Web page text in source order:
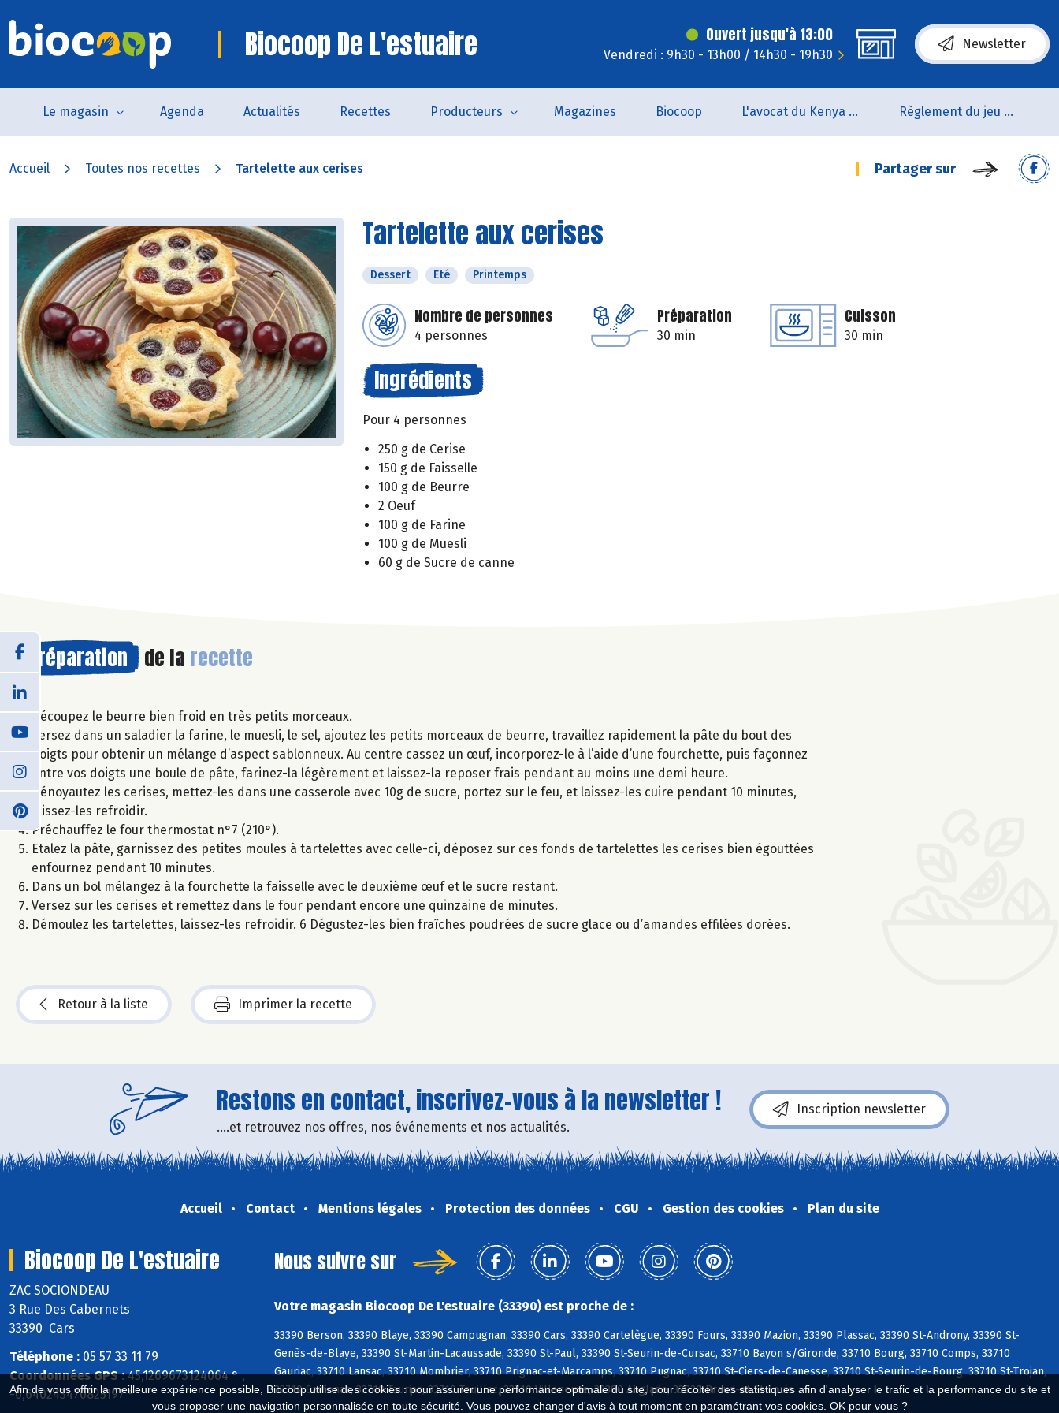
Afin de vous offrir la meilleure expérience possible, Biocoop utilise des cookies : pour assurer une performance optimale du site, pour récolter des statistiques afin d'analyser le trafic et la performance du site et
vous proposer une navigation personnalisée en toute sécurité. Vous pouvez changer d'avis à tout moment en paramétrant vos cookies. OK pour vous ?
Biocoop De L'estuaire Ouvert jusqu'à 13:00
Vendredi : 9h30 - 13h00 / 14h30 - 19h30
Newsletter
Le magasin Agenda Actualités Recettes Producteurs Magazines Biocoop L'avocat du Kenya arrive en rayon !! Règlement du jeu concours Anniversaire BIOCOOP de L’estuaire
Accueil Toutes nos recettes Tartelette aux cerises Partager sur
Tartelette aux cerises
Dessert Eté Printemps
Nombre de personnes
4 personnes
Préparation
30 min
Cuisson
30 min
Ingrédients
Pour 4 personnes
250 g de Cerise
150 g de Faisselle
100 g de Beurre
2 Oeuf
100 g de Farine
100 g de Muesli
60 g de Sucre de canne
Préparation de la recette
Découpez le beurre bien froid en très petits morceaux.
Versez dans un saladier la farine, le muesli, le sel, ajoutez les petits morceaux de beurre, travaillez rapidement la pâte du bout des
doigts pour obtenir un mélange d’aspect sablonneux. Au centre cassez un œuf, incorporez-le à l’aide d’une fourchette, puis façonnez
entre vos doigts une boule de pâte, farinez-la légèrement et laissez-la reposer frais pendant au moins une demi heure.
Dénoyautez les cerises, mettez-les dans une casserole avec 10g de sucre, portez sur le feu, et laissez-les cuire pendant 10 minutes,
laissez-les refroidir.
Préchauffez le four thermostat n°7 (210°).
Etalez la pâte, garnissez des petites moules à tartelettes avec celle-ci, déposez sur ces fonds de tartelettes les cerises bien égouttées
enfournez pendant 10 minutes.
Dans un bol mélangez à la fourchette la faisselle avec le deuxième œuf et le sucre restant.
Versez sur les cerises et remettez dans le four pendant encore une quinzaine de minutes.
Démoulez les tartelettes, laissez-les refroidir. 6 Dégustez-les bien fraîches poudrées de sucre glace ou d’amandes effilées dorées.
Retour à la liste Imprimer la recette
Restons en contact, inscrivez-vous à la newsletter !
....et retrouvez nos offres, nos événements et nos actualités.
Inscription newsletter
Accueil Contact Mentions légales Protection des données CGU Gestion des cookies Plan du site
Biocoop De L'estuaire
ZAC SOCIONDEAU
3 Rue Des Cabernets
33390 Cars
Téléphone : 05 57 33 11 79
Coordonnées GPS :45,1269673124064 ° ,
-0,640243470825197 °
Nous suivre sur
Votre magasin Biocoop De L'estuaire (33390) est proche de :
33390 Berson, 33390 Blaye, 33390 Campugnan, 33390 Cars, 33390 Cartelègue, 33390 Fours, 33390 Mazion, 33390 Plassac, 33390 St-Androny, 33390 St-
Genès-de-Blaye, 33390 St-Martin-Lacaussade, 33390 St-Paul, 33390 St-Seurin-de-Cursac, 33710 Bayon s/Gironde, 33710 Bourg, 33710 Comps, 33710
Gauriac, 33710 Lansac, 33710 Mombrier, 33710 Prignac-et-Marcamps, 33710 Pugnac, 33710 St-Ciers-de-Canesse, 33710 St-Seurin-de-Bourg, 33710 St-Trojan,
33710 Samonac, 33710 Tauriac, 33710 Teuillac, 33710 Villeneuve, 33390 Anglade, 33820 Braud-et-St-Louis